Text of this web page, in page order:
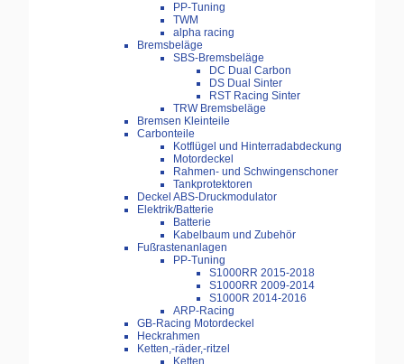
PP-Tuning
TWM
alpha racing
Bremsbeläge
SBS-Bremsbeläge
DC Dual Carbon
DS Dual Sinter
RST Racing Sinter
TRW Bremsbeläge
Bremsen Kleinteile
Carbonteile
Kotflügel und Hinterradabdeckung
Motordeckel
Rahmen- und Schwingenschoner
Tankprotektoren
Deckel ABS-Druckmodulator
Elektrik/Batterie
Batterie
Kabelbaum und Zubehör
Fußrastenanlagen
PP-Tuning
S1000RR 2015-2018
S1000RR 2009-2014
S1000R 2014-2016
ARP-Racing
GB-Racing Motordeckel
Heckrahmen
Ketten,-räder,-ritzel
Ketten